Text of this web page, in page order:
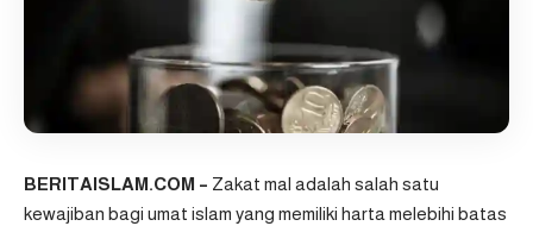
BERITAISLAM.COM – Zakat mal adalah salah satu
kewajiban bagi umat islam yang memiliki harta melebihi batas